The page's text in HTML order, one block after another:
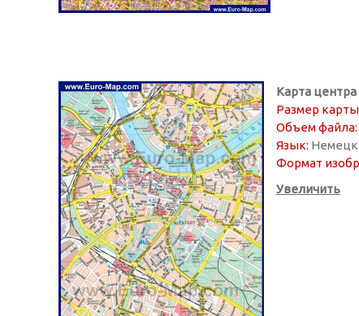
Карта
Размер
Объем файла:
Язык:
Формат
Увеличить